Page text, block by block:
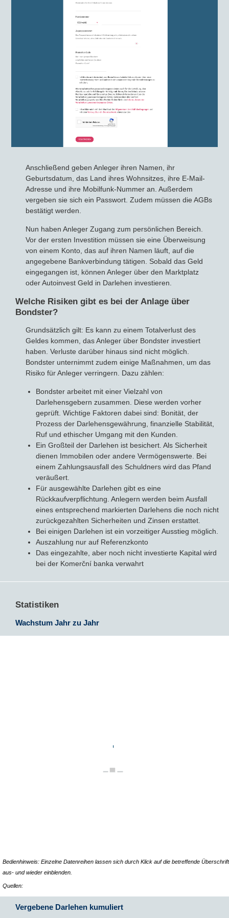
Anschließend geben Anleger ihren Namen, ihr
Geburtsdatum, das Land ihres Wohnsitzes, ihre E-Mail-
Adresse und ihre Mobilfunk-Nummer an. Außerdem
vergeben sie sich ein Passwort. Zudem müssen die AGBs
bestätigt werden.
Nun haben Anleger Zugang zum persönlichen Bereich.
Vor der ersten Investition müssen sie eine Überweisung
von einem Konto, das auf ihren Namen läuft, auf die
angegebene Bankverbindung tätigen. Sobald das Geld
eingegangen ist, können Anleger über den Marktplatz
oder Autoinvest Geld in Darlehen investieren.
Welche Risiken gibt es bei der Anlage über
Bondster?
Grundsätzlich gilt: Es kann zu einem Totalverlust des
Geldes kommen, das Anleger über Bondster investiert
haben. Verluste darüber hinaus sind nicht möglich.
Bondster unternimmt zudem einige Maßnahmen, um das
Risiko für Anleger verringern. Dazu zählen:
Bondster arbeitet mit einer Vielzahl von
Darlehensgebern zusammen. Diese werden vorher
geprüft. Wichtige Faktoren dabei sind: Bonität, der
Prozess der Darlehensgewährung, finanzielle Stabilität,
Ruf und ethischer Umgang mit den Kunden.
Ein Großteil der Darlehen ist besichert. Als Sicherheit
dienen Immobilen oder andere Vermögenswerte. Bei
einem Zahlungsausfall des Schuldners wird das Pfand
veräußert.
Für ausgewählte Darlehen gibt es eine
Rückkaufverpflichtung. Anlegern werden beim Ausfall
eines entsprechend markierten Darlehens die noch nicht
zurückgezahlten Sicherheiten und Zinsen erstattet.
Bei einigen Darlehen ist ein vorzeitiger Ausstieg möglich.
Auszahlung nur auf Referenzkonto
Das eingezahlte, aber noch nicht investierte Kapital wird
bei der Komerční banka verwahrt
Statistiken
Wachstum Jahr zu Jahr
Bedienhinweis: Einzelne Datenreihen lassen sich durch Klick auf die betreffende Überschrift
aus- und wieder einblenden.
Quellen:
Vergebene Darlehen kumuliert